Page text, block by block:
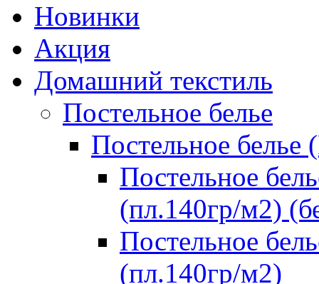
Новинки
Акция
Домашний текстиль
Постельное белье
Постельное белье
Постельное
(пл.140гр/м2)
Постельное
(пл.140гр/м2)